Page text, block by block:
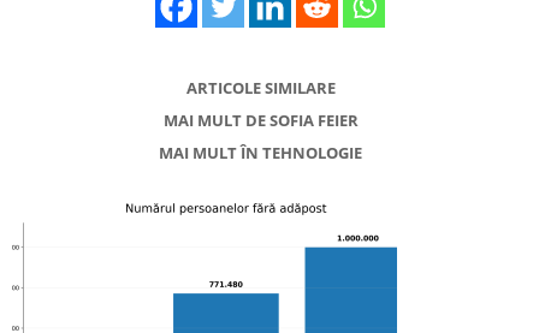
ARTICOLE SIMILARE
MAI MULT DE SOFIA FEIER
MAI MULT ÎN TEHNOLOGIE